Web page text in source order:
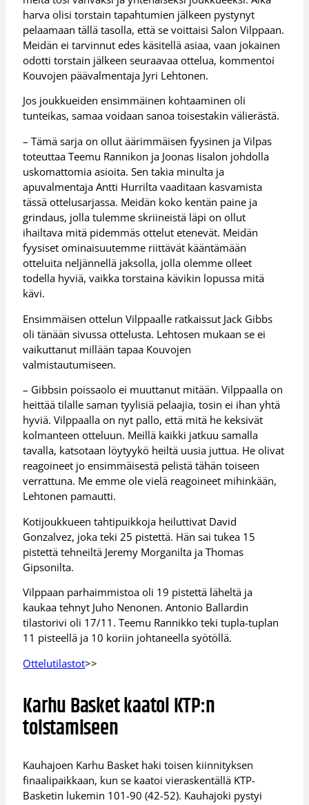
harva olisi torstain tapahtumien jälkeen pystynyt
pelaamaan tällä tasolla, että se voittaisi Salon Vilppaan.
Meidän ei tarvinnut edes käsitellä asiaa, vaan jokainen
odotti torstain jälkeen seuraavaa ottelua, kommentoi
Kouvojen päävalmentaja Jyri Lehtonen.
Jos joukkueiden ensimmäinen kohtaaminen oli
tunteikas, samaa voidaan sanoa toisestakin välierästä.
– Tämä sarja on ollut äärimmäisen fyysinen ja Vilpas
toteuttaa Teemu Rannikon ja Joonas Iisalon johdolla
uskomattomia asioita. Sen takia minulta ja
apuvalmentaja Antti Hurrilta vaaditaan kasvamista
tässä ottelusarjassa. Meidän koko kentän paine ja
grindaus, jolla tulemme skriineistä läpi on ollut
ihailtava mitä pidemmäs ottelut etenevät. Meidän
fyysiset ominaisuutemme riittävät kääntämään
otteluita neljännellä jaksolla, jolla olemme olleet
todella hyviä, vaikka torstaina kävikin lopussa mitä
kävi.
Ensimmäisen ottelun Vilppaalle ratkaissut Jack Gibbs
oli tänään sivussa ottelusta. Lehtosen mukaan se ei
vaikuttanut millään tapaa Kouvojen
valmistautumiseen.
– Gibbsin poissaolo ei muuttanut mitään. Vilppaalla on
heittää tilalle saman tyylisiä pelaajia, tosin ei ihan yhtä
hyviä. Vilppaalla on nyt pallo, että mitä he keksivät
kolmanteen otteluun. Meillä kaikki jatkuu samalla
tavalla, katsotaan löytyykö heiltä uusia juttua. He olivat
reagoineet jo ensimmäisestä pelistä tähän toiseen
verrattuna. Me emme ole vielä reagoineet mihinkään,
Lehtonen pamautti.
Kotijoukkueen tahtipuikkoja heiluttivat David
Gonzalvez, joka teki 25 pistettä. Hän sai tukea 15
pistettä tehneiltä Jeremy Morganilta ja Thomas
Gipsonilta.
Vilppaan parhaimmistoa oli 19 pistettä läheltä ja
kaukaa tehnyt Juho Nenonen. Antonio Ballardin
tilastorivi oli 17/11. Teemu Rannikko teki tupla-tuplan
11 pisteellä ja 10 koriin johtaneella syötöllä.
Ottelutilastot>>
Karhu Basket kaatoi KTP:n
toistamiseen
Kauhajoen Karhu Basket haki toisen kiinnityksen
finaalipaikkaan, kun se kaatoi vieraskentällä KTP-
Basketin lukemin 101-90 (42-52). Kauhajoki pystyi